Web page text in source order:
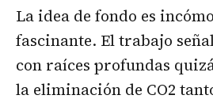
La idea de fondo es
fascinante. El trabajo
con raíces profundas
la eliminación de CO2